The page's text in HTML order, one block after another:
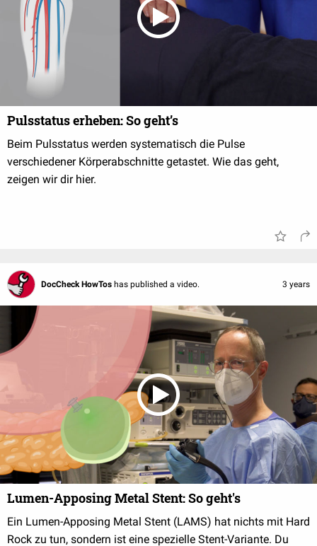
Pulsstatus erheben: So geht’s
Beim Pulsstatus werden systematisch die Pulse
verschiedener Körperabschnitte getastet. Wie das geht,
zeigen wir dir hier.
DocCheck HowTos has published a video. 3 years
Lumen-Apposing Metal Stent: So geht's
Ein Lumen-Apposing Metal Stent (LAMS) hat nichts mit Hard
Rock zu tun, sondern ist eine spezielle Stent-Variante. Du